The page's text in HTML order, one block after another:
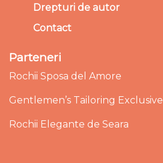
Drepturi de autor
Contact
Parteneri
Rochii Sposa del Amore
Gentlemen’s Tailoring Exclusive
Rochii Elegante de Seara